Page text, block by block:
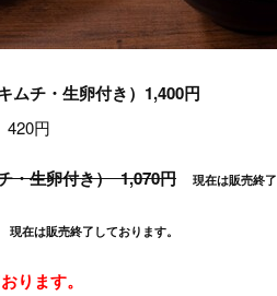
ムチ・生卵付き）1,400円
円
・生卵付き） 1,070円 現在は販売終
現在は販売終了しております。
ります。